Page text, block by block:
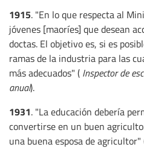
1915. "En lo que respecta al
jóvenes [maoríes] que desean
doctas. El objetivo es, si es
ramas de la industria para las
más adecuados" ( Inspector de
anual).
1931. "La educación debería
convertirse en un buen
una buena esposa de agricultor"